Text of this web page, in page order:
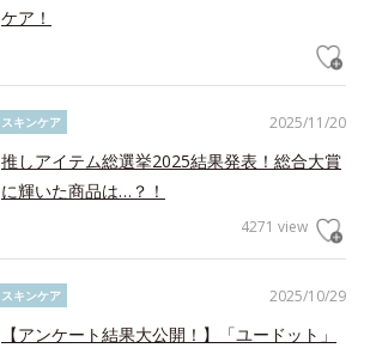
ケア！
2025/11/20
スキンケア
推しアイテム総選挙2025結果発表！総合大賞
に輝いた商品は…？！
4271 view
2025/10/29
スキンケア
【アンケート結果大公開！】「ユードット」